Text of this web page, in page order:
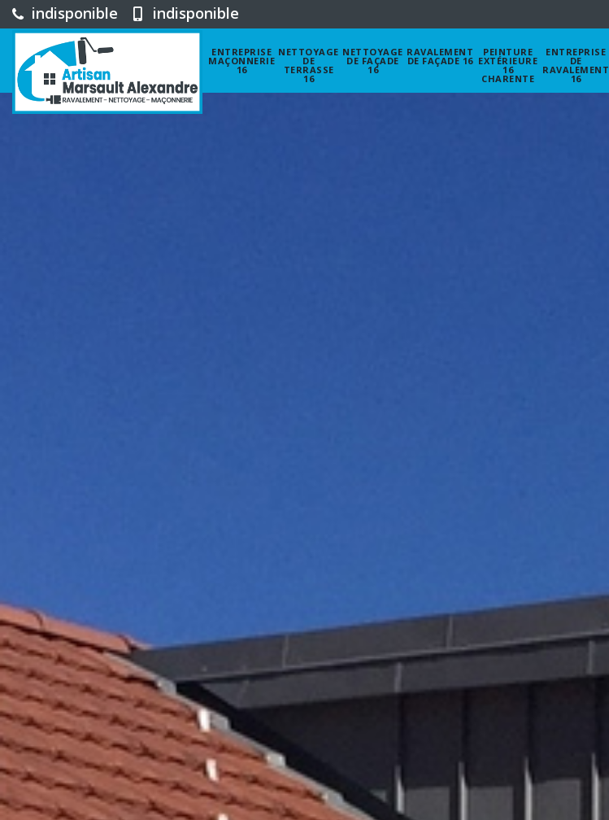
indisponible indisponible
ENTREPRISE
MAÇONNERIE
16
NETTOYAGE
DE
TERRASSE
16
NETTOYAGE
DE FAÇADE
16
RAVALEMENT
DE FAÇADE 16
PEINTURE
EXTÉRIEURE
16
CHARENTE
ENTREPRISE
DE
RAVALEMENT
16